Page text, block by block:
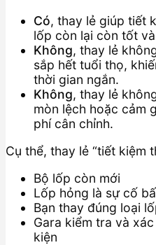
Có, thay lẻ giúp tiết
lốp còn lại còn tốt
Không, thay lẻ
sắp hết tuổi thọ,
thời gian ngắn.
Không, thay lẻ
mòn lệch hoặc cảm
phí cân chỉnh.
Cụ thể, thay lẻ “tiết kiệm
Bộ lốp còn mới
Lốp hỏng là sự cố
Bạn thay đúng loại
Gara kiểm tra và
kiện